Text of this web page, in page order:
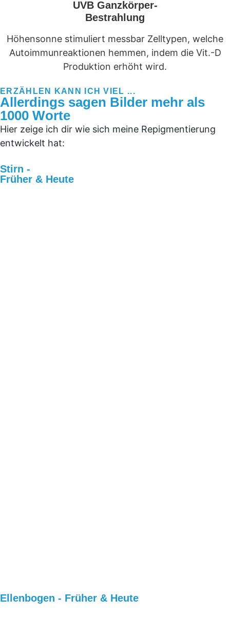
UVB Ganzkörper-
Bestrahlung
Höhensonne stimuliert messbar Zelltypen, welche
Autoimmunreaktionen hemmen, indem die Vit.-D
Produktion erhöht wird.
ERZÄHLEN KANN ICH VIEL ...
Allerdings sagen Bilder mehr als
1000 Worte
Hier zeige ich dir wie sich meine Repigmentierung
entwickelt hat:
Stirn -
Früher & Heute
Ellenbogen - Früher & Heute